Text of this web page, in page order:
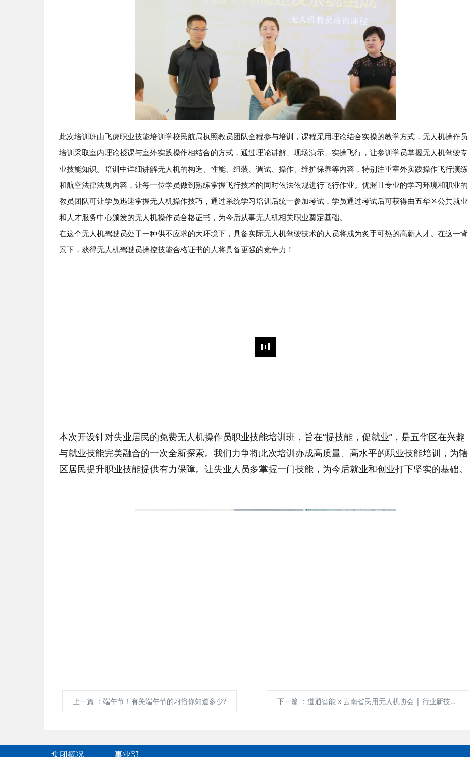
此次培训班由飞虎职业技能培训学校民航局执照教员团队全程参与培训，课程采用理论结合实操的教学方式，无人机操作员
培训采取室内理论授课与室外实践操作相结合的方式，通过理论讲解、现场演示、实操飞行，让参训学员掌握无人机驾驶专
业技能知识。培训中详细讲解无人机的构造、性能、组装、调试、操作、维护保养等内容，特别注重室外实践操作飞行演练
和航空法律法规内容，让每一位学员做到熟练掌握飞行技术的同时依法依规进行飞行作业。优渥且专业的学习环境和职业的
教员团队可让学员迅速掌握无人机操作技巧，通过系统学习培训后统一参加考试，学员通过考试后可获得由五华区公共就业
和人才服务中心颁发的无人机操作员合格证书，为今后从事无人机相关职业奠定基础。
在这个无人机驾驶员处于一种供不应求的大环境下，具备实际无人机驾驶技术的人员将成为炙手可热的高薪人才。在这一背
景下，获得无人机驾驶员操控技能合格证书的人将具备更强的竞争力！
本次开设针对失业居民的免费无人机操作员职业技能培训班，旨在“提技能，促就业”，是五华区在兴趣
与就业技能完美融合的一次全新探索。我们力争将此次培训办成高质量、高水平的职业技能培训，为辖
区居民提升职业技能提供有力保障。让失业人员多掌握一门技能，为今后就业和创业打下坚实的基础。
上一篇 ：端午节！有关端午节的习俗你知道多少? 下一篇 ：道通智能 x 云南省民用无人机协会 | 行业新技术推广活动圆满收官
集团概况 事业部